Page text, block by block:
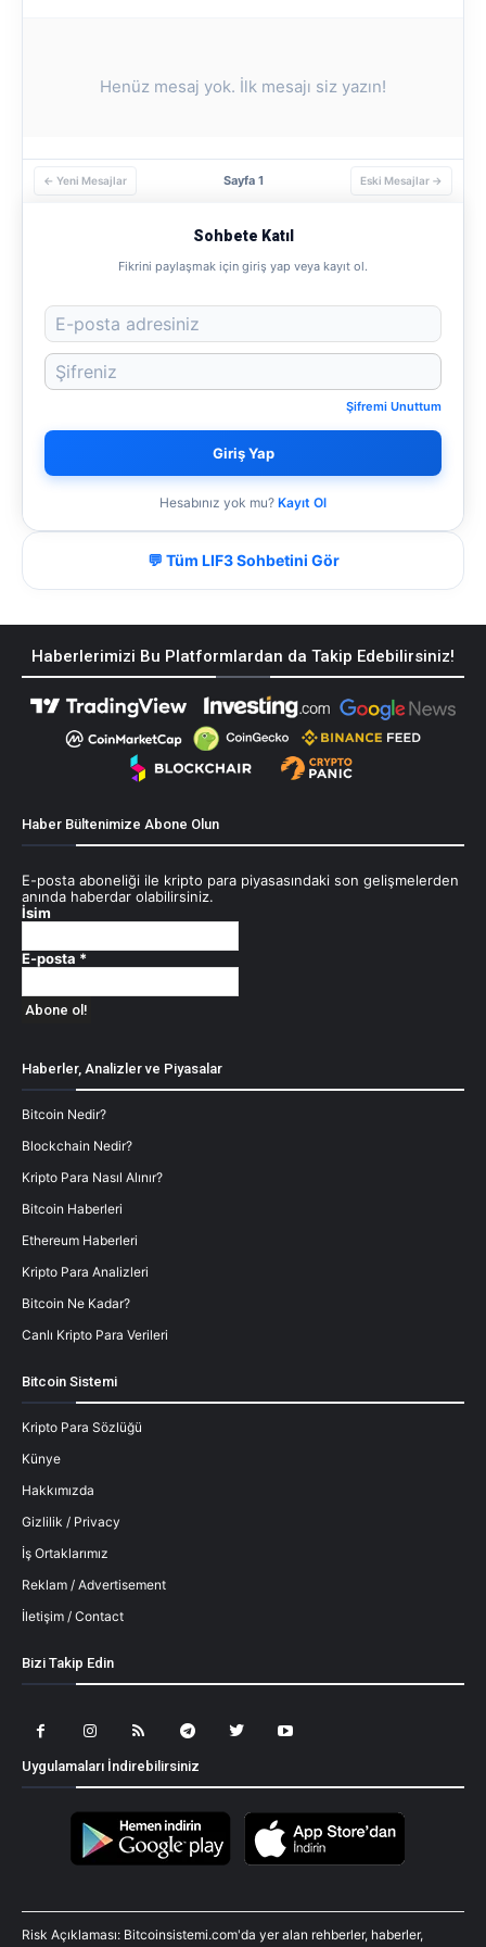
Henüz mesaj yok. İlk mesajı siz yazın!
← Yeni Mesajlar Sayfa 1 Eski Mesajlar →
Sohbete Katıl
Fikrini paylaşmak için giriş yap veya kayıt ol.
Şifremi Unuttum
Giriş Yap
Hesabınız yok mu? Kayıt Ol
💬 Tüm LIF3 Sohbetini Gör
Haberlerimizi Bu Platformlardan da Takip Edebilirsiniz!
Haber Bültenimize Abone Olun
E-posta aboneliği ile kripto para piyasasındaki son gelişmelerden
anında haberdar olabilirsiniz.
İsim
E-posta *
Haberler, Analizler ve Piyasalar
Bitcoin Nedir?
Blockchain Nedir?
Kripto Para Nasıl Alınır?
Bitcoin Haberleri
Ethereum Haberleri
Kripto Para Analizleri
Bitcoin Ne Kadar?
Canlı Kripto Para Verileri
Bitcoin Sistemi
Kripto Para Sözlüğü
Künye
Hakkımızda
Gizlilik / Privacy
İş Ortaklarımız
Reklam / Advertisement
İletişim / Contact
Bizi Takip Edin
Uygulamaları İndirebilirsiniz
Risk Açıklaması: Bitcoinsistemi.com'da yer alan rehberler, haberler,